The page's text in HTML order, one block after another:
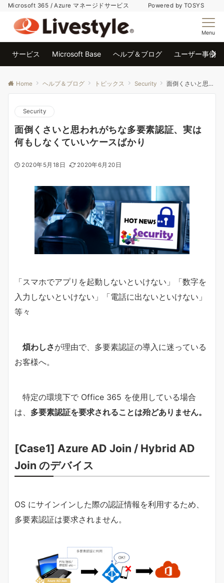
Microsoft 365 / Azure マネージドサービス Powered by TOSYS
Menu
サービス Microsoft Base ヘルプ＆ブログ ユーザー事例
Home ヘルプ＆ブログ トピックス Security 面倒くさいと思われがちな多要素認証、実は何もしなくていいケースばかり
Security
面倒くさいと思われがちな多要素認証、実は
何もしなくていいケースばかり
2020年5月18日 2020年6月20日
「スマホでアプリを起動しないといけない」「数字を
入力しないといけない」「電話に出ないといけない」
等々
煩わしさが理由で、多要素認証の導入に迷っている
お客様へ。
特定の環境下で Office 365 を使用している場合
は、 多要素認証を要求されることは殆どありません。
[Case1] Azure AD Join / Hybrid AD
Join のデバイス
OS にサインインした際の認証情報を利用するため、
多要素認証は要求されません。